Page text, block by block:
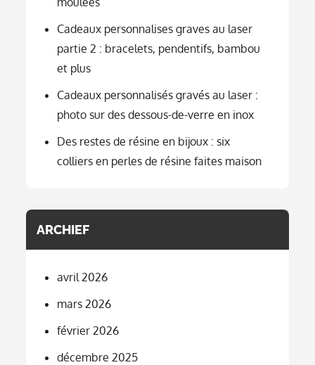
Cadeaux personnalises graves au laser
partie 2 : bracelets, pendentifs, bambou
et plus
Cadeaux personnalisés gravés au laser :
photo sur des dessous-de-verre en inox
Des restes de résine en bijoux : six
colliers en perles de résine faites maison
ARCHIEF
avril 2026
mars 2026
février 2026
décembre 2025